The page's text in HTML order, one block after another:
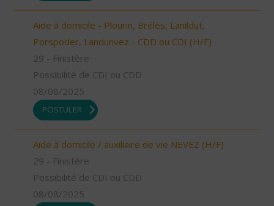
Aide à domicile - Plourin, Brélès, Lanildut,
Porspoder, Landunvez - CDD ou CDI (H/F)
29 - Finistère
Possibilité de CDI ou CDD
08/08/2025
POSTULER
Aide à domicile / auxiliaire de vie NEVEZ (H/F)
29 - Finistère
Possibilité de CDI ou CDD
08/08/2025